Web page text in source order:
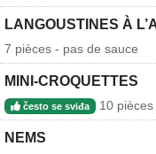
LANGOUSTINES À
7 pièces - pas de sauce
MINI-CROQUETTES
često se sviđa 10
NEMS